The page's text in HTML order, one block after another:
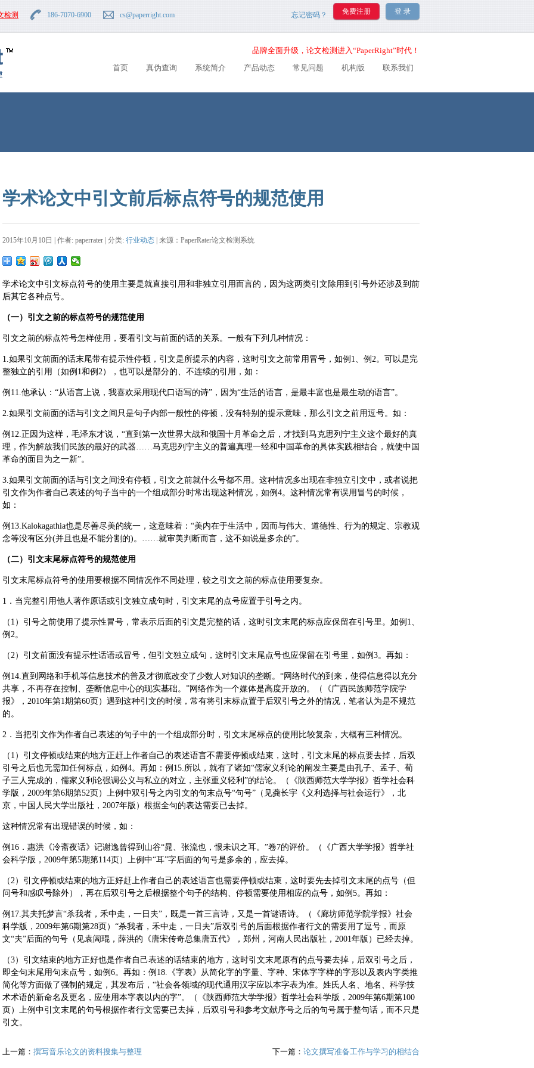
检测 186-7070-6900 cs@paperright.com 忘记密码？
品牌全面升级，论文检测进入“PaperRight”时代！
首页
真伪查询 系统简介 产品动态 常见问题 机构版 联系我们
学术论文中引文前后标点符号的规范使用
2015年10月10日 | 作者: paperrater | 分类: 行业动态 | 来源：PaperRater论文检测系统
学术论文中引文标点符号的使用主要是就直接引用和非独立引用而言的，因为这两类引文除用到引号外还涉及到前
后其它各种点号。
（一）引文之前的标点符号的规范使用
引文之前的标点符号怎样使用，要看引文与前面的话的关系。一般有下列几种情况：
1.如果引文前面的话末尾带有提示性停顿，引文是所提示的内容，这时引文之前常用冒号，如例1、例2。可以是完
整独立的引用（如例1和例2），也可以是部分的、不连续的引用，如：
例11.他承认：“从语言上说，我喜欢采用现代口语写的诗”，因为“生活的语言，是最丰富也是最生动的语言”。
2.如果引文前面的话与引文之间只是句子内部一般性的停顿，没有特别的提示意味，那么引文之前用逗号。如：
例12.正因为这样，毛泽东才说，“直到第一次世界大战和俄国十月革命之后，才找到马克思列宁主义这个最好的真
理，作为解放我们民族的最好的武器……马克思列宁主义的普遍真理一经和中国革命的具体实践相结合，就使中国
革命的面目为之一新”。
3.如果引文前面的话与引文之间没有停顿，引文之前就什么号都不用。这种情况多出现在非独立引文中，或者说把
引文作为作者自己表述的句子当中的一个组成部分时常出现这种情况，如例4。这种情况常有误用冒号的时候，
如：
例13.Kalokagathia也是尽善尽美的统一，这意味着：“美内在于生活中，因而与伟大、道德性、行为的规定、宗教观
念等没有区分(并且也是不能分割的)。……就审美判断而言，这不如说是多余的”。
（二）引文末尾标点符号的规范使用
引文末尾标点符号的使用要根据不同情况作不同处理，较之引文之前的标点使用要复杂。
1．当完整引用他人著作原话或引文独立成句时，引文末尾的点号应置于引号之内。
（1）引号之前使用了提示性冒号，常表示后面的引文是完整的话，这时引文末尾的标点应保留在引号里。如例1、
例2。
（2）引文前面没有提示性话语或冒号，但引文独立成句，这时引文末尾点号也应保留在引号里，如例3。再如：
例14.直到网络和手机等信息技术的普及才彻底改变了少数人对知识的垄断。“网络时代的到来，使得信息得以充分
共享，不再存在控制、垄断信息中心的现实基础。”网络作为一个媒体是高度开放的。（《广西民族师范学院学
报》，2010年第1期第60页）遇到这种引文的时候，常有将引末标点置于后双引号之外的情况，笔者认为是不规范
的。
2．当把引文作为作者自己表述的句子中的一个组成部分时，引文末尾标点的使用比较复杂，大概有三种情况。
（1）引文停顿或结束的地方正赶上作者自己的表述语言不需要停顿或结束，这时，引文末尾的标点要去掉，后双
引号之后也无需加任何标点，如例4。再如：例15.所以，就有了诸如“儒家义利论的阐发主要是由孔子、孟子、荀
子三人完成的，儒家义利论强调公义与私立的对立，主张重义轻利”的结论。（《陕西师范大学学报》哲学社会科
学版，2009年第6期第52页）上例中双引号之内引文的句末点号“句号”（见龚长宇《义利选择与社会运行》，北
京，中国人民大学出版社，2007年版）根据全句的表达需要已去掉。
这种情况常有出现错误的时候，如：
例16．惠洪《冷斋夜话》记谢逸曾得到山谷“晁、张流也，恨未识之耳。”卷7的评价。（《广西大学学报》哲学社
会科学版，2009年第5期第114页）上例中“耳”字后面的句号是多余的，应去掉。
（2）引文停顿或结束的地方正好赶上作者自己的表述语言也需要停顿或结束，这时要先去掉引文末尾的点号（但
问号和感叹号除外），再在后双引号之后根据整个句子的结构、停顿需要使用相应的点号，如例5。再如：
例17.其夫托梦言“杀我者，禾中走，一日夫”，既是一首三言诗，又是一首谜语诗。（《廊坊师范学院学报》社会
科学版，2009年第6期第28页）“杀我者，禾中走，一日夫”后双引号的后面根据作者行文的需要用了逗号，而原
文“夫”后面的句号（见袁闾琨，薛洪的《唐宋传奇总集唐五代》，郑州，河南人民出版社，2001年版）已经去掉。
（3）引文结束的地方正好也是作者自己表述的话结束的地方，这时引文末尾原有的点号要去掉，后双引号之后，
即全句末尾用句末点号，如例6。再如：例18.《字表》从简化字的字量、字种、宋体字字样的字形以及表内字类推
简化等方面做了强制的规定，其发布后，“社会各领域的现代通用汉字应以本字表为准。姓氏人名、地名、科学技
术术语的新命名及更名，应使用本字表以内的字”。（《陕西师范大学学报》哲学社会科学版，2009年第6期第100
页）上例中引文末尾的句号根据作者行文需要已去掉，后双引号和参考文献序号之后的句号属于整句话，而不只是
引文。
上一篇： 撰写音乐论文的资料搜集与整理 下一篇： 论文撰写准备工作与学习的相结合